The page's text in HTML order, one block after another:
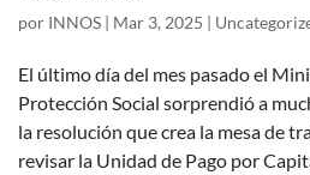
por INNOS | Mar 3, 2025 |
El último día del mes pasado el
Protección Social sorprendió a
la resolución que crea la mesa de
revisar la Unidad de Pago por